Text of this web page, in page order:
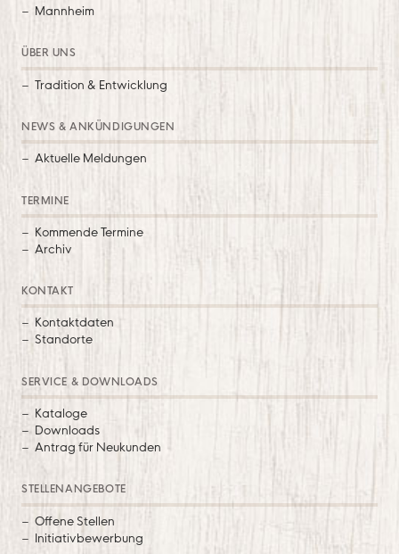
Mannheim
ÜBER UNS
Tradition & Entwicklung
NEWS & ANKÜNDIGUNGEN
Aktuelle Meldungen
TERMINE
Kommende Termine
Archiv
KONTAKT
Kontaktdaten
Standorte
SERVICE & DOWNLOADS
Kataloge
Downloads
Antrag für Neukunden
STELLENANGEBOTE
Offene Stellen
Initiativbewerbung